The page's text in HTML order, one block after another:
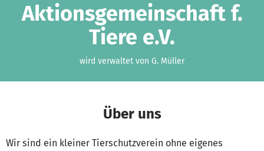
Aktionsgemeinschaft f.
Tiere e.V.
wird verwaltet von G. Müller
Über uns
Wir sind ein kleiner Tierschutzverein ohne eigenes